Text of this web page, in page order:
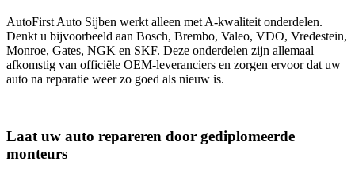
AutoFirst Auto Sijben werkt alleen met A-kwaliteit onderdelen.
Denkt u bijvoorbeeld aan Bosch, Brembo, Valeo, VDO, Vredestein,
Monroe, Gates, NGK en SKF. Deze onderdelen zijn allemaal
afkomstig van officiële OEM-leveranciers en zorgen ervoor dat uw
auto na reparatie weer zo goed als nieuw is.
Laat uw auto repareren door gediplomeerde
monteurs